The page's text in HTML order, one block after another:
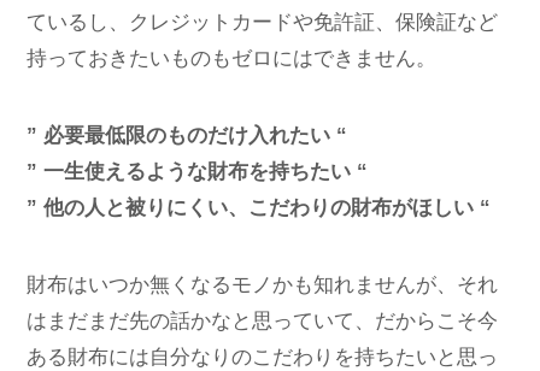
ているし、クレジットカードや免許証、保険証など
持っておきたいものもゼロにはできません。
” 必要最低限のものだけ入れたい “
” 一生使えるような財布を持ちたい “
” 他の人と被りにくい、こだわりの財布がほしい “
財布はいつか無くなるモノかも知れませんが、それ
はまだまだ先の話かなと思っていて、だからこそ今
ある財布には自分なりのこだわりを持ちたいと思っ